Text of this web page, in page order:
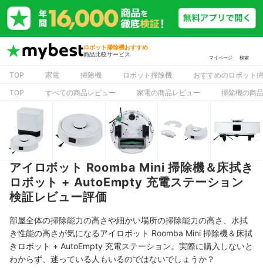
ロボット掃除機おすすめ
商品比較サービス
マイページ 検索
TOP 家電 掃除機 ロボット掃除機
おすすめのロボット
TOP
すべての商品レビュー 家電の商品レビュー 掃除機の商
アイロボット Roomba Mini 掃除機＆床拭き
ロボット + AutoEmpty 充電ステーション
検証レビュー評価
部屋全体の掃除能力の高さや細かい場所の掃除能力の高さ、水拭
き性能の高さが気になるアイロボット Roomba Mini 掃除機＆床拭
きロボット + AutoEmpty 充電ステーション。実際に購入しないと
わからず、迷っている人もいるのではないでしょうか？